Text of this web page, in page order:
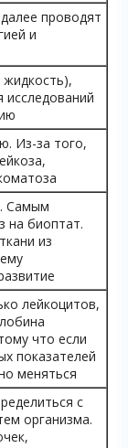
проводят
и
Из-за того,
Самым
на биоптат.
из
лейкоцитов,
что если
показателей
меняться
с
организма.